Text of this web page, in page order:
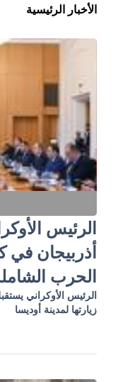
الأخبار الرئيسية
الرئيس
أذربيجان في
الحرب
الرئيس الأوكراني
زيارتها لمدينة أوديسا